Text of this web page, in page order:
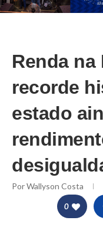
Renda na
recorde
estado
PorWallyson Costa
0